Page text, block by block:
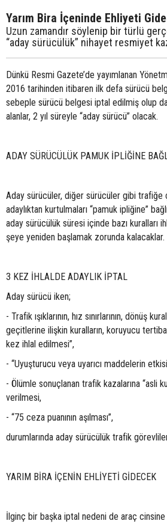
Yarım Bira İçeninde Ehliyeti
Uzun zamandır söylenip bir türlü
“aday sürücülük” nihayet resmiyet
Dünkü Resmi Gazete’de yayımlanan
2016 tarihinden itibaren ilk defa sürücü
sebeple sürücü belgesi iptal edilmiş olup
alanlar, 2 yıl süreyle “aday sürücü” olacak.
ADAY SÜRÜCÜLÜK PAMUK İPLİĞİNE
Aday sürücüler, diğer sürücüler gibi trafiğe
adaylıktan kurtulmaları “pamuk ipliğine”
aday sürücülük süresi içinde bazı kuralları
şeye yeniden başlamak zorunda kalacaklar.
3 KEZ İHLALDE ADAYLIK İPTAL
Aday sürücü iken;
- Trafik ışıklarının, hız sınırlarının, dönüş
geçitlerine ilişkin kuralların, koruyucu tertibat
kez ihlal edilmesi”,
- “Uyuşturucu veya uyarıcı maddelerin
- Ölümle sonuçlanan trafik kazalarına “asli
verilmesi,
- “75 ceza puanının aşılması”,
durumlarında aday sürücülük trafik
YARIM BİRA İÇENİN EHLİYETİ GİDECEK
İlginç bir başka iptal nedeni de araç cinsine